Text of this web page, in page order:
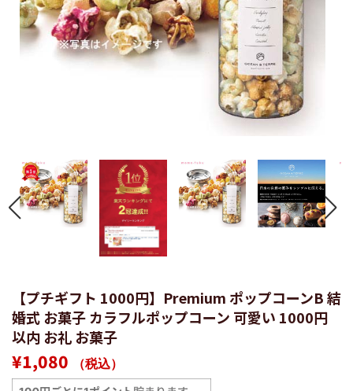
【プチギフト 1000円】Premium ポップコーンB 結
婚式 お菓子 カラフルポップコーン 可愛い 1000円
以内 お礼 お菓子
通
常
¥1,080 （税込）
売